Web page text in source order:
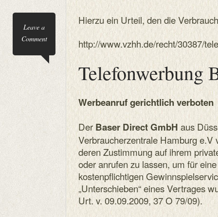
Leave a
Comment
Hierzu ein Urteil, den die
http://www.vzhh.de/recht/30387/
Telefonwerbung
Werbeanruf gerichtlich verboten
Der Baser Direct GmbH aus
Verbraucherzentrale Hamburg e.V
deren Zustimmung auf ihrem
oder anrufen zu lassen, um für
kostenpflichtigen
„Unterschieben“ eines Vertrages
Urt. v. 09.09.2009, 37 O 79/09).